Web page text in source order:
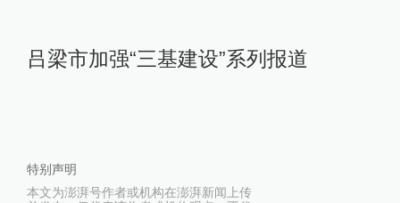
吕梁市加强“三基建设”系列报道
特别声明
本文为澎湃号作者或机构在澎湃新闻上传